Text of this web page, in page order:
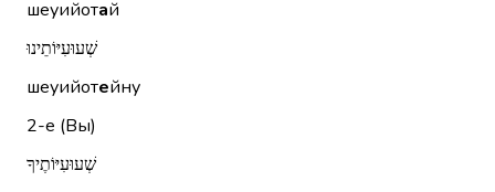
шеуийотай
שְׁעוּעִיּוֹתֵינוּ
шеуийотейну
2-е (Вы)
שְׁעוּעִיּוֹתֶיךָ